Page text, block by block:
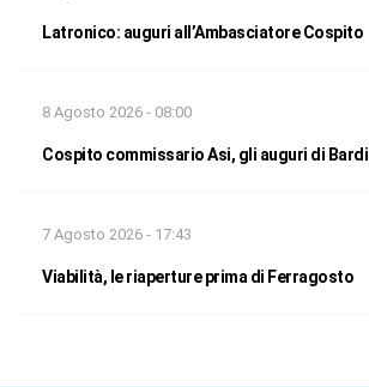
Latronico: auguri all’Ambasciatore Cospito
8 Agosto 2026 - 08:00
Cospito commissario Asi, gli auguri di Bardi
7 Agosto 2026 - 17:43
Viabilità, le riaperture prima di Ferragosto